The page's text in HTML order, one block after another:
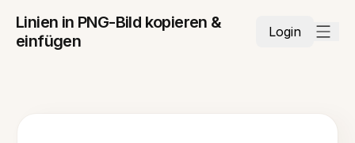
Linien in PNG-Bild kopieren &
einfügen
Login